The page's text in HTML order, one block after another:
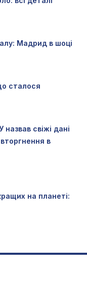
Мадрид в шоці
сталося
свіжі дані
вторгнення в
на планеті: